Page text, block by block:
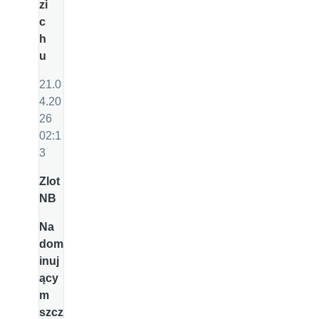
zi
c
h
u
21.0
4.20
26
02:1
3
Zlot
NB
Na
dom
inuj
ący
m
szcz